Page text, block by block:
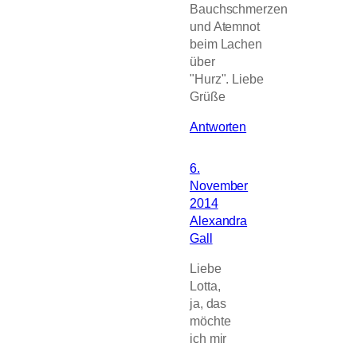
Bauchschmerzen
und Atemnot
beim Lachen
über
"Hurz". Liebe
Grüße
Antworten
6.
November
2014
Alexandra
Gall
Liebe
Lotta,
ja, das
möchte
ich mir